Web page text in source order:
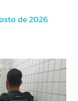
de 2026